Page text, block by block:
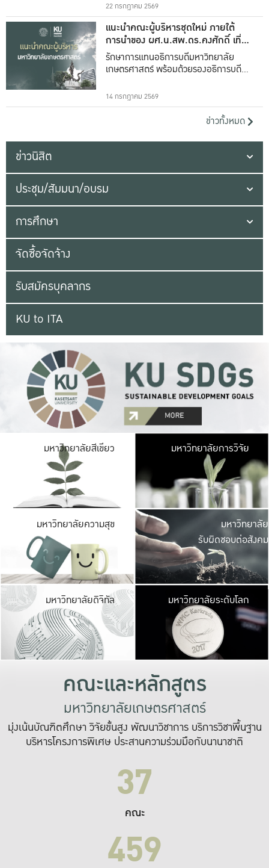
22 กรกฎาคม 2569
แนะนำคณะผู้บริหารชุดใหม่ ภายใต้
การนำของ ผศ.น.สพ.ดร.คงศักดิ์ เที่ยง
ธรรม
รักษาการแทนอธิการบดีมหาวิทยาลัย
เกษตรศาสตร์ พร้อมด้วยรองอธิการบดีทั้ง
14 กรกฎาคม 2569
ข่าวทั้งหมด
ข่าวนิสิต
ประชุม/สัมมนา/อบรม
การศึกษา
จัดซื้อจัดจ้าง
รับสมัครบุคลากร
KU to ITA
มหาวิทยาลัยสีเขียว มหาวิ
มีพื้นที่เขียวสดใส
เป็นป่าในเมือง เกษต
มหาวิทยาลัยการวิจัย
มหาวิทยาลัยความสุข มหาวิ
ค
เปิดประ
และพบเรื่องราวใ
มหาวิทยาลัย
รับผิดชอบต่อสังคม
มหาวิทยาลัยดิจิทัล มหาวิ
เปลี่ยนแปลง แล
เพื่อทำง
ระบบสารสนเทศ
มหาวิทยาลัยระดับโลก
คณะและหลักสูตร
มหาวิทยาลัยเกษตรศาสตร์
มุ่งเน้นบัณฑิตศึกษา วิจัยขั้นสูง พัฒนาวิชาการ บริการวิชาพื้นฐาน
บริหารโครงการพิเศษ ประสานความร่วมมือกับนานาชาติ
37
คณะ
459